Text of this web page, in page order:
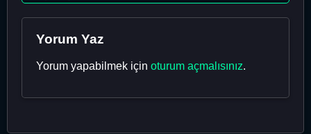
Yorum Yaz
Yorum yapabilmek için oturum açmalısınız.